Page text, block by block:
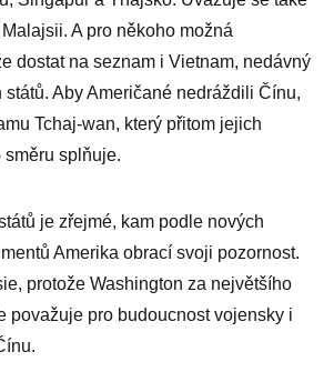
A pro někoho možná
dostat na seznam i Vietnam, nedávný
Aby Američané nedráždili Čínu,
Tchaj-wan, který přitom jejich
směru splňuje.
je zřejmé, kam podle nových
Amerika obrací svoji pozornost.
protože Washington za největšího
považuje pro budoucnost vojensky i